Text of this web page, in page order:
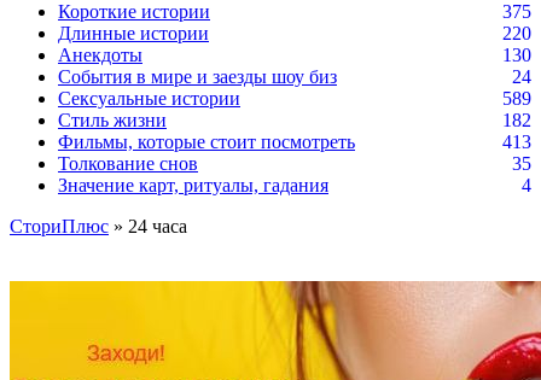
Короткие истории
375
Длинные истории
220
Анекдоты
130
События в мире и заезды шоу биз
24
Сексуальные истории
589
Стиль жизни
182
Фильмы, которые стоит посмотреть
413
Толкование снов
35
Значение карт, ритуалы, гадания
4
СториПлюс » 24 часа